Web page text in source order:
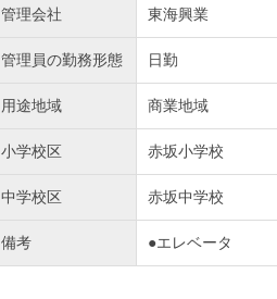
管理会社 東海興業
管理員の勤務形態 日勤
用途地域 商業地域
小学校区 赤坂小学校
中学校区 赤坂中学校
備考 ●エレベータ